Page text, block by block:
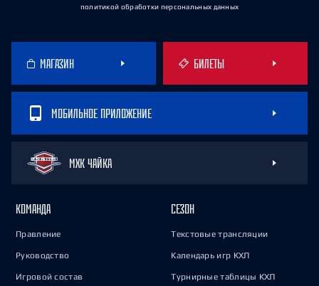
политикой обработки персональных данных
МАГАЗИН БИЛЕТЫ
МОБИЛЬНОЕ ПРИЛОЖЕНИЕ
МХК ЧАЙКА
КОМАНДА
Правление
Руководство
Игровой состав
СЕЗОН
Текстовые трансляции
Календарь игр КХЛ
Турнирные таблицы КХЛ